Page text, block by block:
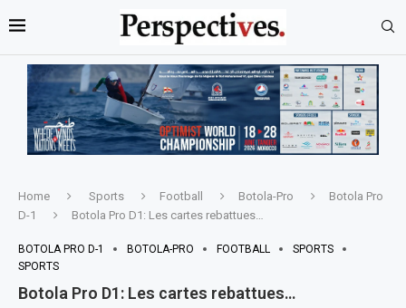
Home Sports Football Botola-Pro
Botola Pro
D-1
Botola Pro D1: Les cartes rebattues…
BOTOLA PRO D-1 BOTOLA-PRO FOOTBALL
SPORTS
SPORTS
Botola Pro D1: Les cartes rebattues…